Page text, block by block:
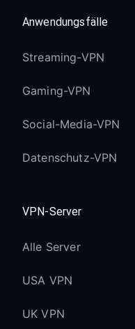
Anwendungsfälle
Streaming-VPN
Gaming-VPN
Social-Media-VPN
Datenschutz-VPN
VPN-Server
Alle Server
USA VPN
UK VPN